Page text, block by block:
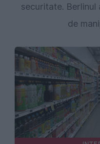
securitate. Berlinul
de